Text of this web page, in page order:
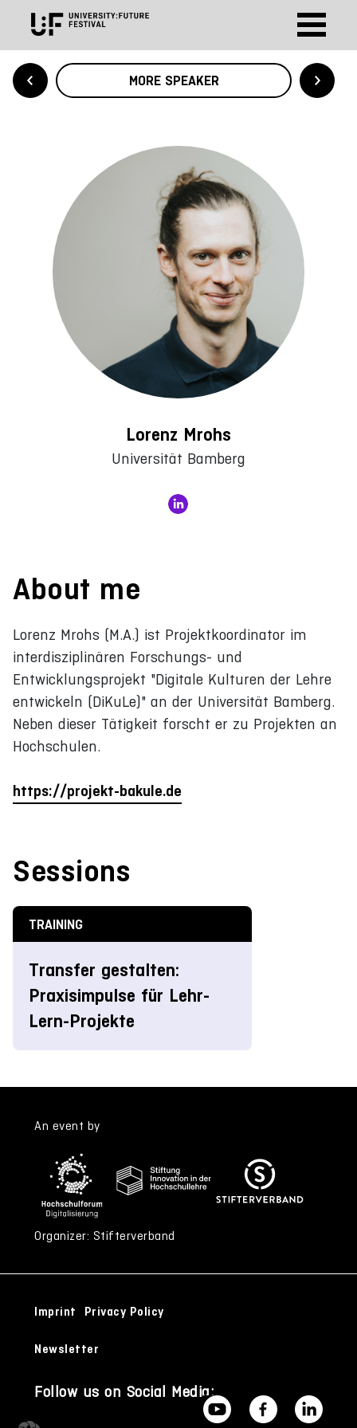
MORE SPEAKER
Lorenz Mrohs
Universität Bamberg
About me
Lorenz Mrohs (M.A.) ist Projektkoordinator im
interdisziplinären Forschungs- und
Entwicklungsprojekt "Digitale Kulturen der Lehre
entwickeln (DiKuLe)" an der Universität Bamberg.
Neben dieser Tätigkeit forscht er zu Projekten an
Hochschulen.
https://projekt-bakule.de
Sessions
TRAINING
Transfer gestalten:
Praxisimpulse für Lehr-
Lern-Projekte
An event by
Organizer: Stifterverband
Imprint Privacy Policy
Newsletter
Follow us on Social Media: